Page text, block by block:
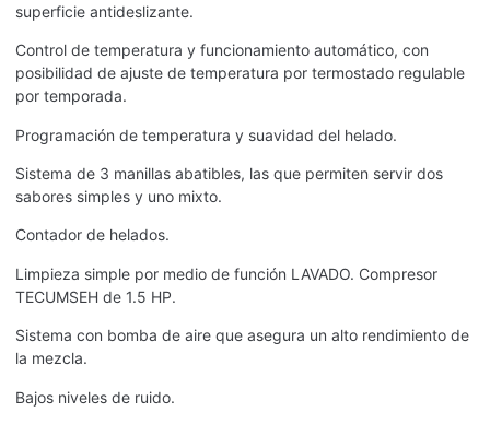
superficie antideslizante.
Control de temperatura y funcionamiento automático, con
posibilidad de ajuste de temperatura por termostado regulable
por temporada.
Programación de temperatura y suavidad del helado.
Sistema de 3 manillas abatibles, las que permiten servir dos
sabores simples y uno mixto.
Contador de helados.
Limpieza simple por medio de función LAVADO. Compresor
TECUMSEH de 1.5 HP.
Sistema con bomba de aire que asegura un alto rendimiento de
la mezcla.
Bajos niveles de ruido.